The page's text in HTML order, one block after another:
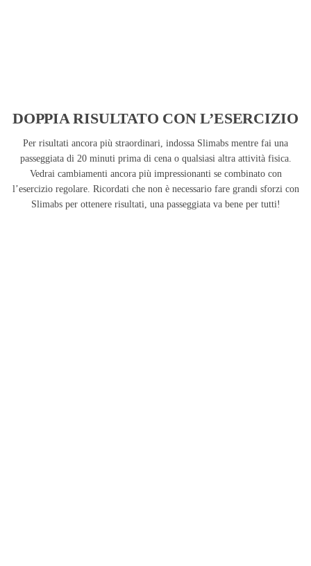
DOPPIA RISULTATO CON L’ESERCIZIO
Per risultati ancora più straordinari, indossa Slimabs mentre fai una
passeggiata di 20 minuti prima di cena o qualsiasi altra attività fisica.
Vedrai cambiamenti ancora più impressionanti se combinato con
l’esercizio regolare. Ricordati che non è necessario fare grandi sforzi con
Slimabs per ottenere risultati, una passeggiata va bene per tutti!